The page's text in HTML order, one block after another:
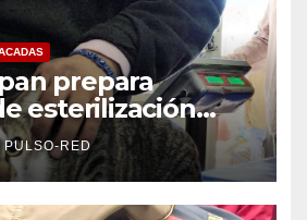
prepara
esterilización
y gatos
PULSO-RED